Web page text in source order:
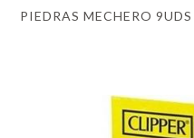
PIEDRAS MECHERO 9UDS